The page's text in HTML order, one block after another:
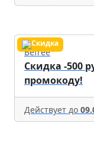
Befree
Скидка -500
промокоду!
Действует до